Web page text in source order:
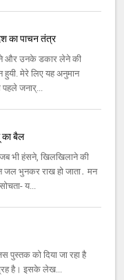
का पाचन तंत्र
और उनके डकार लेने की
मेरे लिए यह अनुमान
जनार्...
का बैल
भी हंसने, खिलखिलाने की
भुनकर राख हो जाता․ मन
य...
पुस्‍तक को दिया जा रहा है
है। इसके लेख...